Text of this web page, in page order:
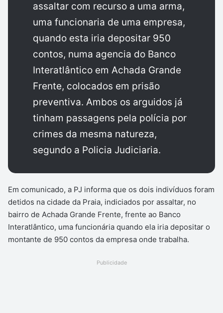
assaltar com recurso a uma arma,
uma funcionaria de uma empresa,
quando esta iria depositar 950
contos, numa agencia do Banco
Interatlântico em Achada Grande
Frente, colocados em prisão
preventiva. Ambos os arguidos já
tinham passagens pela polícia por
crimes da mesma natureza,
segundo a Policia Judiciaria.
Em comunicado, a PJ informa que os dois indivíduos foram
detidos na cidade da Praia, indiciados por assaltar, no
bairro de Achada Grande Frente, frente ao Banco
Interatlântico, uma funcionária quando ela iria depositar o
montante de 950 contos da empresa onde trabalha.
Publicidade